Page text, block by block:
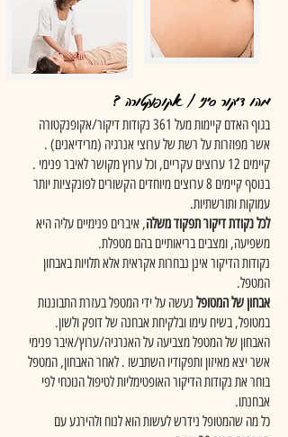
מהו דיקור סיני / אקופנקטורה ?
בגוף האדם קיימות מעל 361 נקודות דיקור/אקופנקטורה
אשר מפוזרות על רשת של ערוצי אנרגיה (מרידיאנים) .
קיימים 12 ערוצים עקריים, וכל ערוץ מקושר לאיבר פנימי .
בנוסף קיימים 8 ערוצים מיוחדים הקשורים לפונקציות יותר
עמוקות ותורשתיות.
לכל נקודת דיקור תפקוד משלה, איברים פנימיים עליה היא
משפיעה, ומצבים בריאותיים בהם מטפלת.
נקודות הדיקור אינן נבחרות אקראית אלא תלויות באבחון
המטפל.
אבחון של המטופל נעשה על ידי המטפל בעזרת התבוננות
במטופל, בשיח עימו ובלקיחת אבחנה של דופק ולשון.
האבחון של המטפל מצביעה על האנרגיה/ערוץ/איבר פנימי
אשר יצא מאיזון ותפקודיו השתבשו . לאחר האבחון, המטפל
בוחר את נקודות הדיקור האופטימליות לטיפול הנוכחי לפי
אבחנתו.
כל מה שהמטופל נידרש לעשות הוא לנוח ולהירגע עם